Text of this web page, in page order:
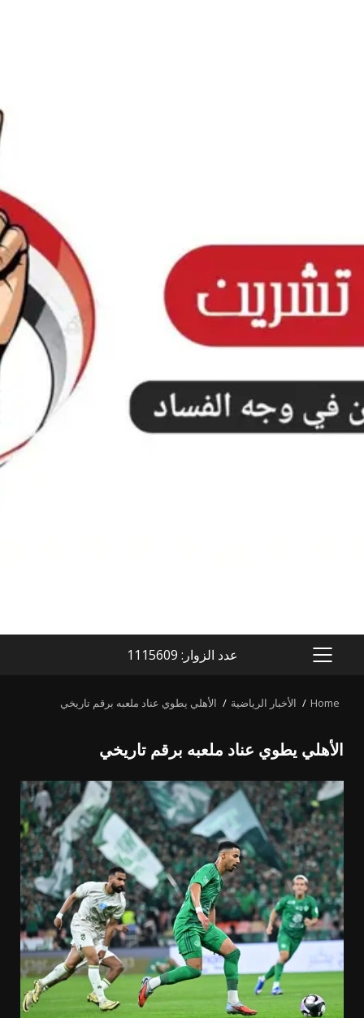
PRIMARY
عدد الزوار: 1115609
Home الأخبار الرياضية الأهلي يطوي عناد ملعبه برقم تاريخي
الأهلي يطوي عناد ملعبه برقم تاريخي